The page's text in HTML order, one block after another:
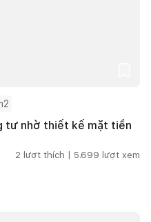
tư nhờ thiết kế mặt tiền
2 lượt thích | 5.699 lượt xem